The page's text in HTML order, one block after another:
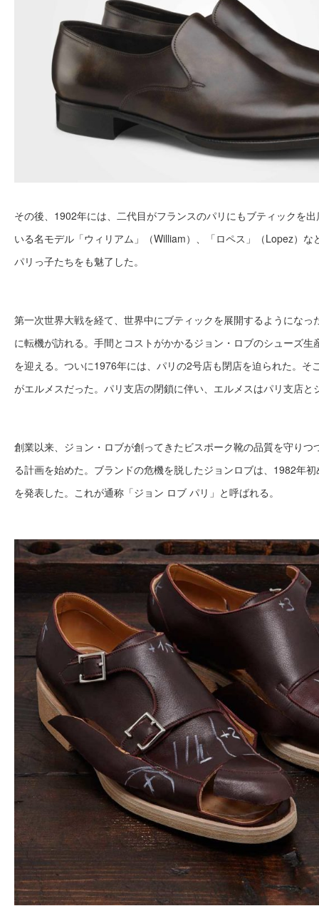
その後、1902年には、二代目がフランスのパリにもブティックを
いる名モデル「ウィリアム」（William）、「ロペス」（Lopez）な
パリっ子たちをも魅了した。
第一次世界大戦を経て、世界中にブティックを展開するようになっ
に転機が訪れる。手間とコストがかかるジョン・ロブのシューズ生
を迎える。ついに1976年には、パリの2号店も閉店を迫られた。そ
がエルメスだった。パリ支店の閉鎖に伴い、エルメスはパリ支店と
創業以来、ジョン・ロブが創ってきたビスポーク靴の品質を守りつ
る計画を始めた。ブランドの危機を脱したジョンロブは、1982年
を発表した。これが通称「ジョン ロブ パリ」と呼ばれる。